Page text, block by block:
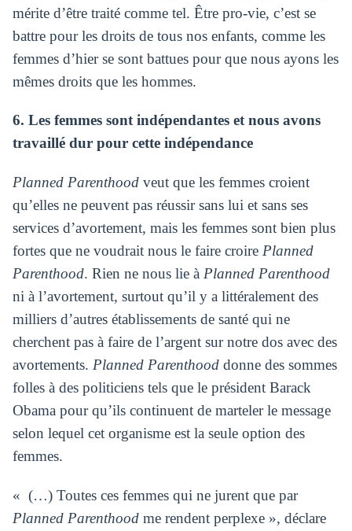
mérite d’être traité comme tel. Être pro-vie, c’est se
battre pour les droits de tous nos enfants, comme les
femmes d’hier se sont battues pour que nous ayons les
mêmes droits que les hommes.
6. Les femmes sont indépendantes et nous avons
travaillé dur pour cette indépendance
Planned Parenthoodveut que les femmes croient
qu’elles ne peuvent pas réussir sans lui et sans ses
services d’avortement, mais les femmes sont bien plus
fortes que ne voudrait nous le faire croire Planned
Parenthood. Rien ne nous lie à Planned Parenthood
ni à l’avortement, surtout qu’il y a littéralement des
milliers d’autres établissements de santé qui ne
cherchent pas à faire de l’argent sur notre dos avec des
avortements. Planned Parenthooddonne des sommes
folles à des politiciens tels que le président Barack
Obama pour qu’ils continuent de marteler le message
selon lequel cet organisme est la seule option des
femmes.
« (…) Toutes ces femmes qui ne jurent que par
Planned Parenthoodme rendent perplexe », déclare